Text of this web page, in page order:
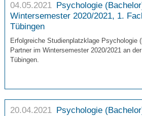
04.05.2021 Psychologie
Wintersemester 2020/2021, 1.
Tübingen
Erfolgreiche Studienplatzklage Psychologie
Partner im Wintersemester 2020/2021 an
Tübingen.
20.04.2021 Psychologie